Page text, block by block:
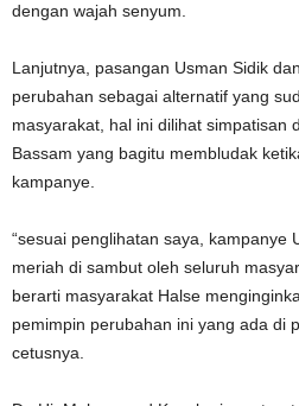
dengan wajah senyum.
Lanjutnya, pasangan Usman Sidik
perubahan sebagai alternatif yang
masyarakat, hal ini dilihat simpatisan
Bassam yang bagitu membludak
kampanye.
“sesuai penglihatan saya, kampanye
meriah di sambut oleh seluruh
berarti masyarakat Halse
pemimpin perubahan ini yang ada di
cetusnya.